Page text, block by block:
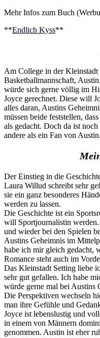
Mehr Infos zum Buch
**Endlich Kyss**
Am College in der
Basketballmannschaft,
würde sich gerne völlig im
Joyce gerechnet. Diese will
alles daran, Austins
müssen beide feststellen,
als gedacht. Doch da ist
andere als ein Fan von Austin.
Der Einstieg in die
Laura Willud schreibt sehr
sie ein ganz besonderes
werden zu lassen.
Die Geschichte ist ein
will Sportjournalistin
und wieder bei den Spielen
Austins Geheimnis im
habe ich mir gleich gedacht,
Romance steht auch im
Das Kleinstadt Setting liebe
sehr gut gefallen. Ich habe
würde gerne mal bei Austins
Die Perspektiven wechseln
man ihre Gefühle und
Joyce ist lebenslustig und
in einem von Männern
genommen. Austin ist eher